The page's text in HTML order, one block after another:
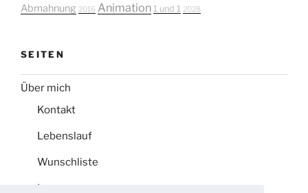
Abmahnung 2016 Animation 1 und 1 2028
SEITEN
Über mich
Kontakt
Lebenslauf
Wunschliste
Impressum